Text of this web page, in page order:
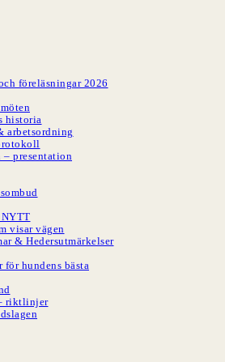
föreläsningar 2026
historia
arbetsordning
– presentation
visar vägen
& Hedersutmärkelser
för hundens bästa
riktlinjer